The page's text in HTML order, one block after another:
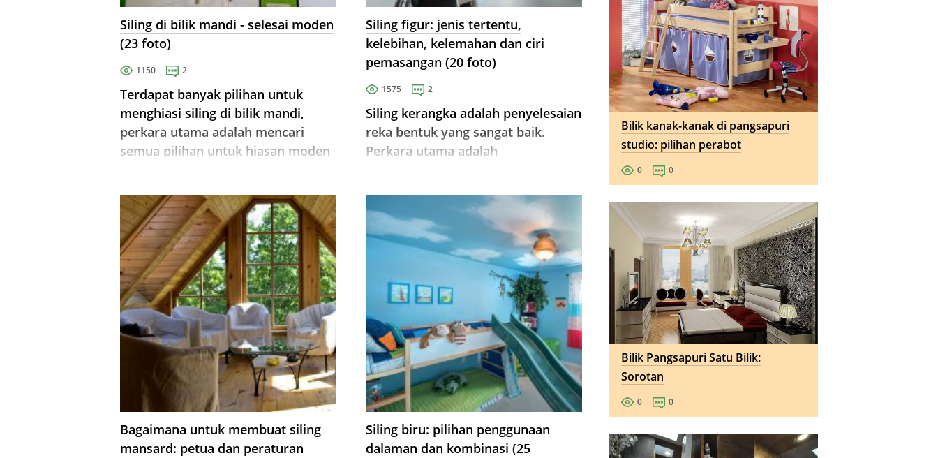
Siling di bilik mandi - selesai moden
(23 foto)
1150 2
Terdapat banyak pilihan untuk
menghiasi siling di bilik mandi,
perkara utama adalah mencari
semua pilihan untuk hiasan moden
teruk.
Siling figur: jenis tertentu,
kelebihan, kelemahan dan ciri
pemasangan (20 foto)
1575 2
Siling kerangka adalah penyelesaian
reka bentuk yang sangat baik.
Perkara utama adalah
Bagaimana untuk membuat siling
mansard: petua dan peraturan
Siling biru: pilihan penggunaan
dalaman dan kombinasi (25
Bilik kanak-kanak di pangsapuri
studio: pilihan perabot
0 0
Bilik Pangsapuri Satu Bilik:
Sorotan
0 0